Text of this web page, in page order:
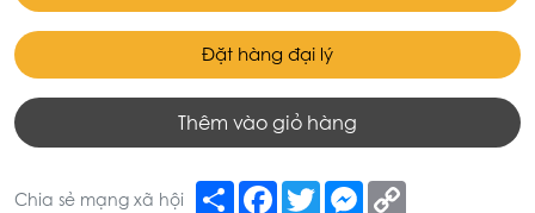
Đặt hàng đại lý
Thêm vào giỏ hàng
Chia sẻ mạng xã hội Share Facebook
TwitterMessenger